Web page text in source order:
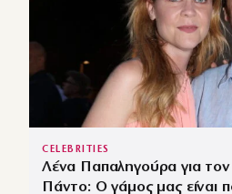
CELEBRITIES
Λένα Παπαληγούρα για
Πάντο: Ο γάμος μας είναι